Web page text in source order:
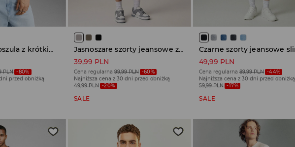
Dzianinowa koszula z krótkim rękawem grafitowa
PLN -80%
przed obniżką
Jasnoszare szorty jeansowe z elastycznym pasem
39,99 PLN
Cena regularna 99,99 PLN -60%
Najniższa cena z 30 dni przed obniżką
49,99 PLN -20%
SALE
49,99 PLN
Cena regularna 89,99 PLN -44%
Najniższa cena z 30 dni przed obniżką
59,99 PLN -17%
SALE